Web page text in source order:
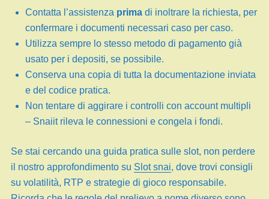
Contatta l’assistenza primadi inoltrare la richiesta, per
confermare i documenti necessari caso per caso.
Utilizza sempre lo stesso metodo di pagamento già
usato per i depositi, se possibile.
Conserva una copia di tutta la documentazione inviata
e del codice pratica.
Non tentare di aggirare i controlli con account multipli
– Snaiit rileva le connessioni e congela i fondi.
Se stai cercando una guida pratica sulle slot, non perdere
il nostro approfondimento su Slot snai, dove trovi consigli
su volatilità, RTP e strategie di gioco responsabile.